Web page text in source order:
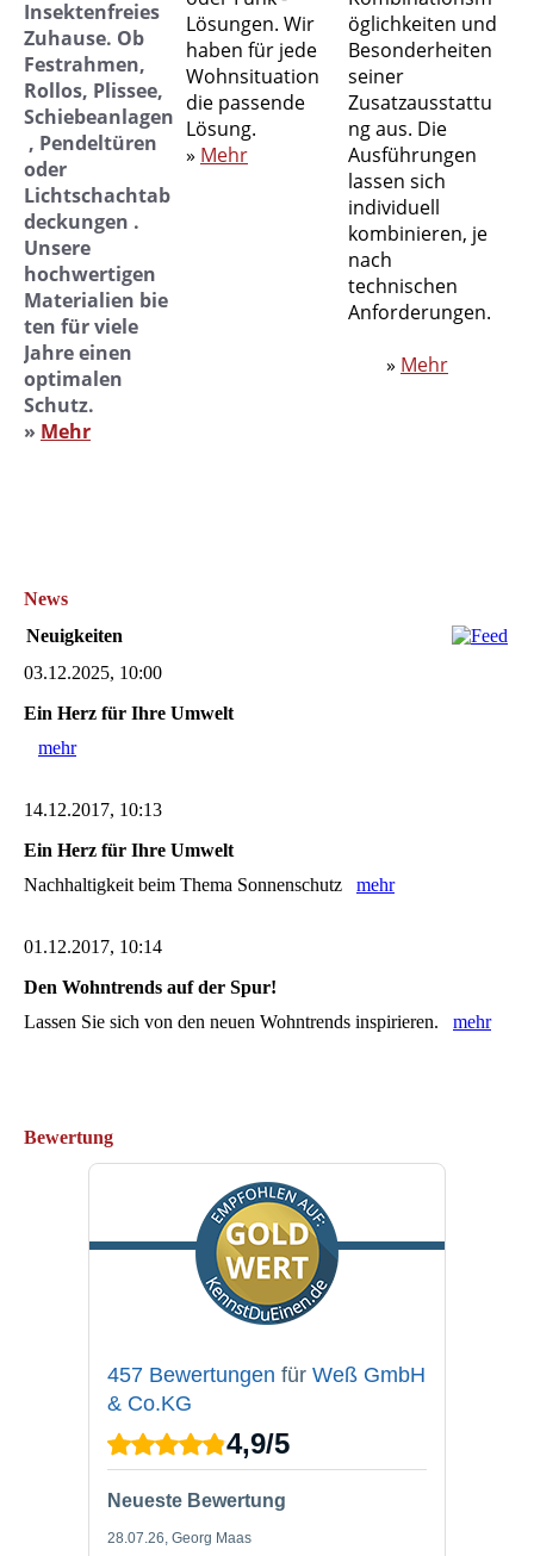
Insektenfreies
Zuhause. Ob
Festrahmen,
Rollos, Plissee,
Schiebeanlagen
, Pendeltüren
oder
Lichtschachtab
deckungen .
Unsere
hochwertigen
Materialien bie
ten für viele
Jahre einen
optimalen
Schutz.
» Mehr
Lösungen. Wir
haben für jede
Wohnsituation
die passende
Lösung.
» Mehr
öglichkeiten und
Besonderheiten
seiner
Zusatzausstattu
ng aus. Die
Ausführungen
lassen sich
individuell
kombinieren, je
nach
technischen
Anforderungen.
» Mehr
News
Neuigkeiten
03.12.2025, 10:00
Ein Herz für Ihre Umwelt
mehr
14.12.2017, 10:13
Ein Herz für Ihre Umwelt
Nachhaltigkeit beim Thema Sonnenschutz mehr
01.12.2017, 10:14
Den Wohntrends auf der Spur!
Lassen Sie sich von den neuen Wohntrends inspirieren. mehr
Bewertung